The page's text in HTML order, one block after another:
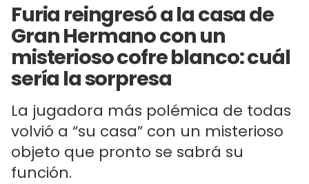
Furia reingresó a la casa de
Gran Hermano con un
misterioso cofre blanco: cuál
sería la sorpresa
La jugadora más polémica de todas
volvió a “su casa” con un misterioso
objeto que pronto se sabrá su
función.